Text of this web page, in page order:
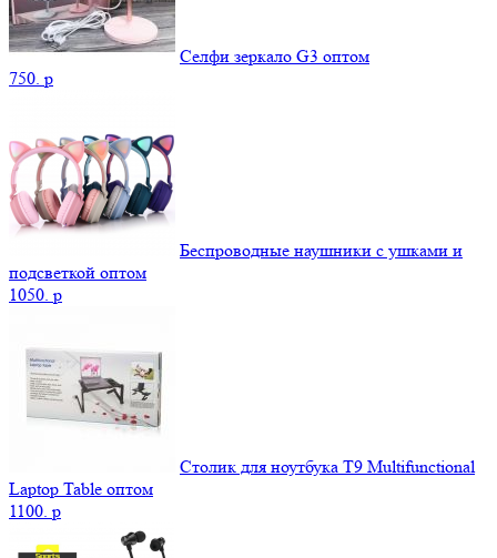
Селфи зеркало G3 оптом
750. p
Беспроводные наушники с ушками и
подсветкой оптом
1050. p
Столик для ноутбука Т9 Мultifunctional
Laptop Table оптом
1100. p